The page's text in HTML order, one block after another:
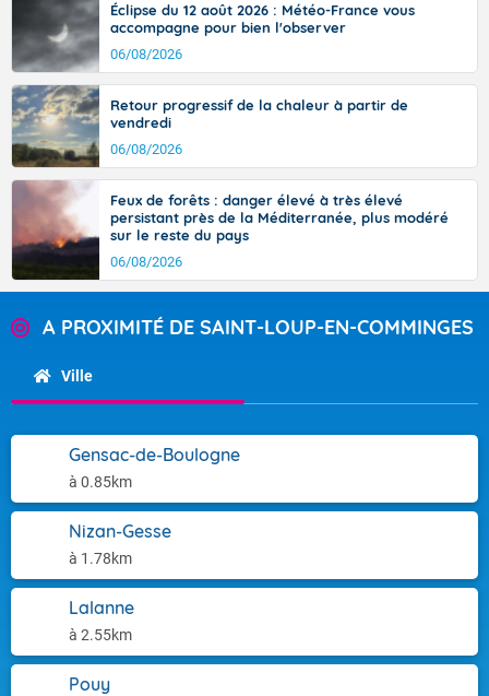
Éclipse du 12 août 2026 : Météo-France vous
accompagne pour bien l'observer
06/08/2026
Retour progressif de la chaleur à partir de
vendredi
06/08/2026
Feux de forêts : danger élevé à très élevé
persistant près de la Méditerranée, plus modéré
sur le reste du pays
06/08/2026
A PROXIMITÉ DE SAINT-LOUP-EN-COMMINGES
Ville
Gensac-de-Boulogne
à 0.85km
Nizan-Gesse
à 1.78km
Lalanne
à 2.55km
Pouy